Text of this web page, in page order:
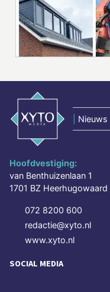
Hoofdvestiging:
van Benthuizenlaan 1
1701 BZ Heerhugowaard
072 8200 600
redactie@xyto.nl
www.xyto.nl
SOCIAL MEDIA